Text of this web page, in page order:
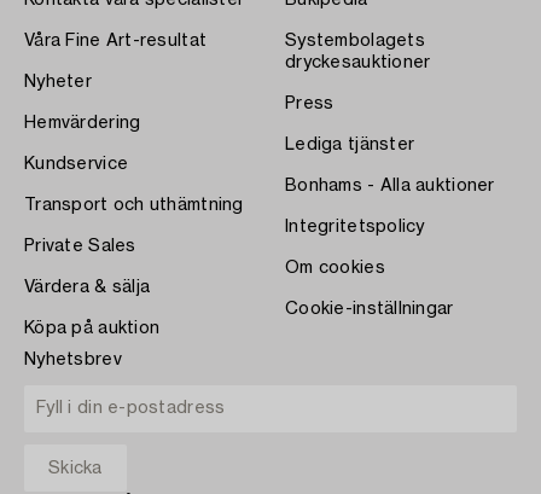
Våra Fine Art-resultat
Nyheter
Hemvärdering
Kundservice
Transport och uthämtning
Private Sales
Värdera & sälja
Köpa på auktion
Systembolagets
dryckesauktioner
Press
Lediga tjänster
Bonhams - Alla auktioner
Integritetspolicy
Om cookies
Cookie-inställningar
Nyhetsbrev